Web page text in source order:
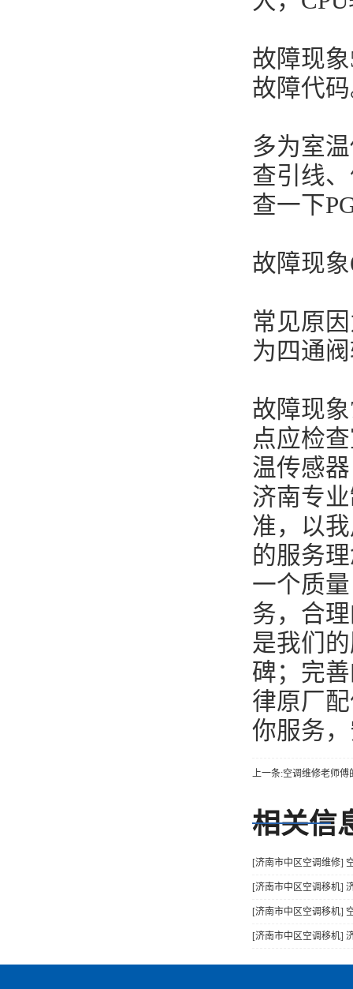
故障现
故障代
多为室
查引线
查一下
故障现
常见原
为四通
故障现
点应检
温传感
济南专
准，以
的服务
一个质
务，合
是我们
碑；完
律原厂
你服务
上一条:空调维修老师傅
相关信
[济南市中区空调维修]
[济南市中区空调移机]
[济南市中区空调移机]
[济南市中区空调移机]